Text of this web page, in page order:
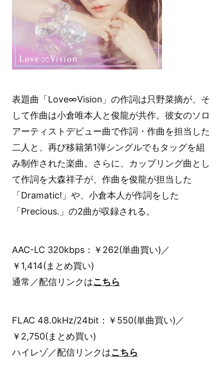
表題曲「Love∞Vision」の作詞は只野菜摘が、そ
して作曲は小倉唯本人と俊龍が共作。彼女のソロ
アーティストデビュー曲で作詞・作曲を担当した
二人と、再び移籍第1弾シングルでもタッグを組
み制作された楽曲。さらに、カップリング曲とし
て作詞を大森祥子が、作曲を俊龍が担当した
「Dramatic!」や、小倉本人が作詞をした
「Precious.」の2曲が収録される。
AAC-LC 320kbps：￥262(単曲買い)／
￥1,414(まとめ買い)
通常／配信リンクはこちら
FLAC 48.0kHz/24bit：￥550(単曲買い)／
￥2,750(まとめ買い)
ハイレゾ／配信リンクはこちら